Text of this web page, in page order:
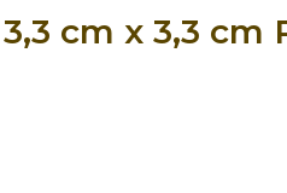
cm x 3,3 cm